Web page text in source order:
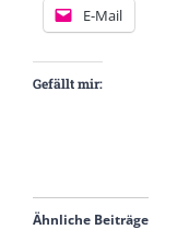
E-Mail
Gefällt mir:
Ähnliche Beiträge